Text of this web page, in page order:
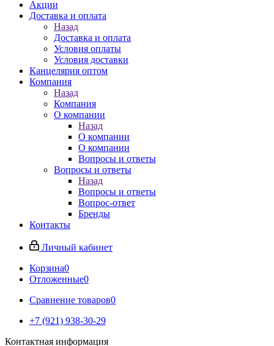
Акции
Доставка и оплата
Назад
Доставка и оплата
Условия оплаты
Условия доставки
Канцелярия оптом
Компания
Назад
Компания
О компании
Назад
О компании
О компании
Вопросы и ответы
Вопросы и ответы
Назад
Вопросы и ответы
Вопрос-ответ
Бренды
Контакты
Личный кабинет
Корзина0
Отложенные0
Сравнение товаров0
+7 (921) 938-30-29
Контактная информация